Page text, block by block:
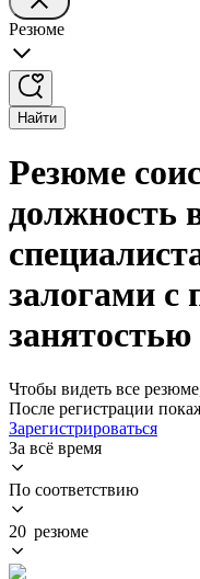
Резюме
Найти
Резюме
должность
залогами с
Чтобы видеть все
После регистрации
Зарегистрироваться
За всё время
По соответствию
20 резюме